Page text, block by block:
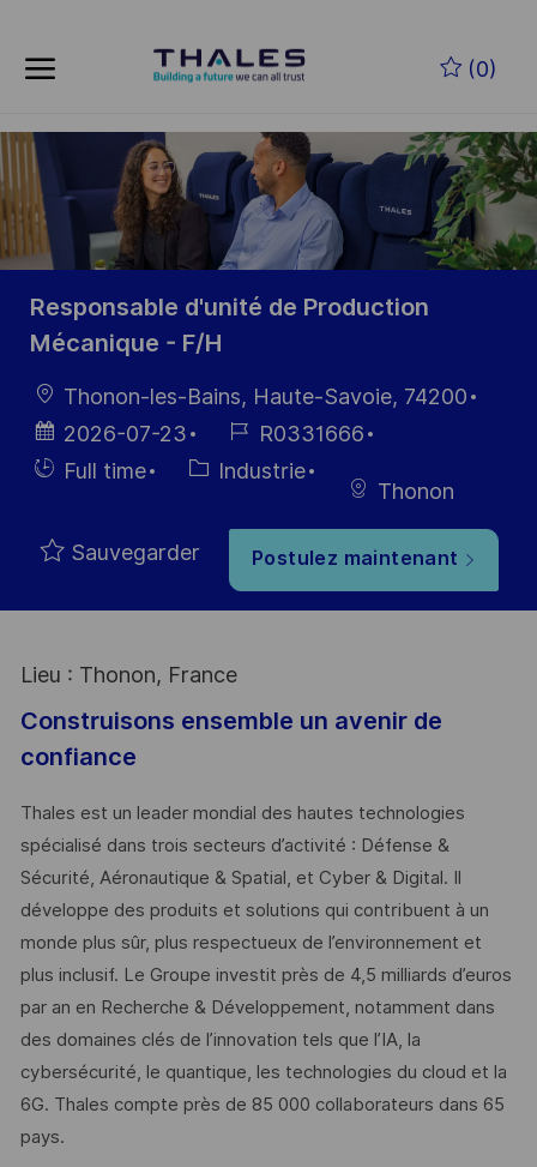
(0)
-
Responsable d'unité de Production
Mécanique - F/H
localisation
Thonon-les-Bains, Haute-Savoie, 74200
Date
d’affichage
2026-07-23
Référence
du poste
R0331666
HiringFull time Catégorie
Industrie
Thonon
Sauvegarder Postulez maintenant
Lieu : Thonon, France
Construisons ensemble un avenir de
confiance
Thales est un leader mondial des hautes technologies
spécialisé dans trois secteurs d’activité : Défense &
Sécurité, Aéronautique & Spatial, et Cyber & Digital. Il
développe des produits et solutions qui contribuent à un
monde plus sûr, plus respectueux de l’environnement et
plus inclusif. Le Groupe investit près de 4,5 milliards d’euros
par an en Recherche & Développement, notamment dans
des domaines clés de l’innovation tels que l’IA, la
cybersécurité, le quantique, les technologies du cloud et la
6G. Thales compte près de 85 000 collaborateurs dans 65
pays. ​